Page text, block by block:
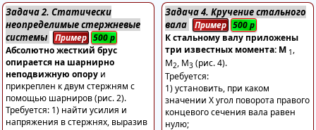
Задача 2. Статически
неопределимые стержневые
системы Пример 500р
Абсолютно жесткий брус
опирается на шарнирно
неподвижную опору и
прикреплен к двум стержням с
помощью шарниров (рис. 2).
Требуется: 1) найти усилия и
напряжения в стержнях, выразив
Задача 4. Кручение стального
вала
Пример 500р
К стальному валу приложены
три известных момента: М 1 ,
М2, М3 (рис. 4).
Требуется:
1) установить, при каком
значении Х угол поворота правого
концевого сечения вала равен
нулю;